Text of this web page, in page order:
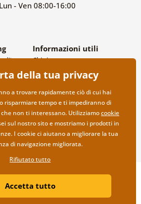
- Ven 08:00-16:00
e
Informazioni utili
Chi siamo
FAQ
Contatti
Collaborazione all’ingrosso
©2019 © Dovido.it.
| Negozio online creato da
della tua privacy
a trovare rapidamente ciò di cui hai
risparmiare tempo e ti impediranno di
non ti interessano. Utilizziamocookie
sul nostro sito e mostriamo i prodotti in
I cookie ci aiutano a migliorare la tua
di navigazione migliorata.
Rifiutato tutto
Accetta tutto